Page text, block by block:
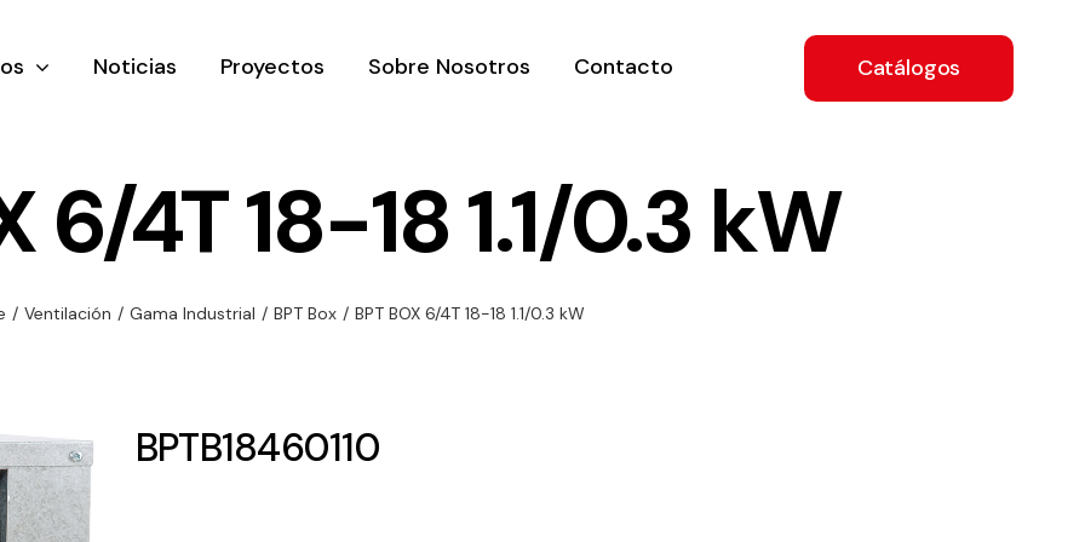
y
de
y
Ventilación
ventilación
Iluminación
Noticias Proyectos Sobre Nosotros Contacto Catálogos
6/4T 18-18 1.1/0.3 kW
/ Ventilación / Gama Industrial / BPT Box / BPT BOX 6/4T 18-18 1.1/0.3 kW
BPTB18460110